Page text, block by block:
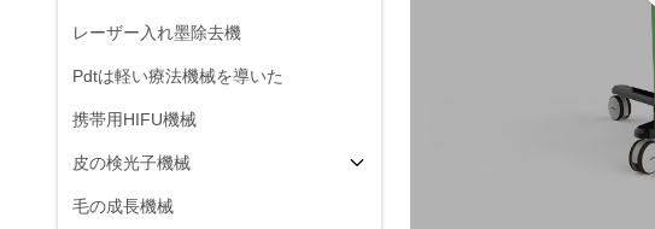
レーザー入れ墨除去機
Pdtは軽い療法機械を導いた
携帯用HIFU機械
皮の検光子機械
毛の成長機械